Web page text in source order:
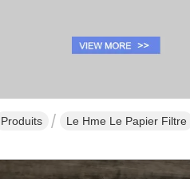
Produits Le Hme Le Papier Filtre